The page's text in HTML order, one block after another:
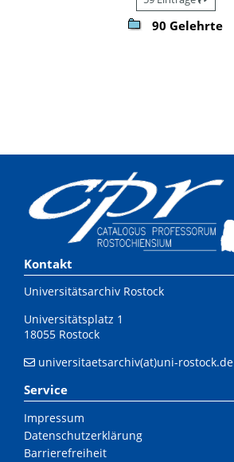
90 Gelehrte
Kontakt
Universitätsarchiv Rostock
Universitätsplatz 1
18055 Rostock
universitaetsarchiv(at)uni-rostock.de
Service
Impressum
Datenschutzerklärung
Barrierefreiheit